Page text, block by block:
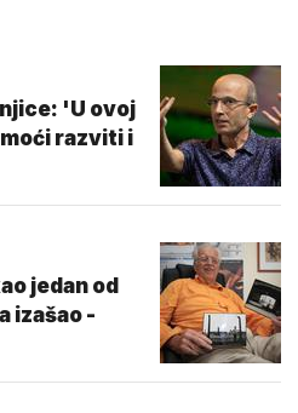
'U ovoj
razviti i
jedan od
izašao -